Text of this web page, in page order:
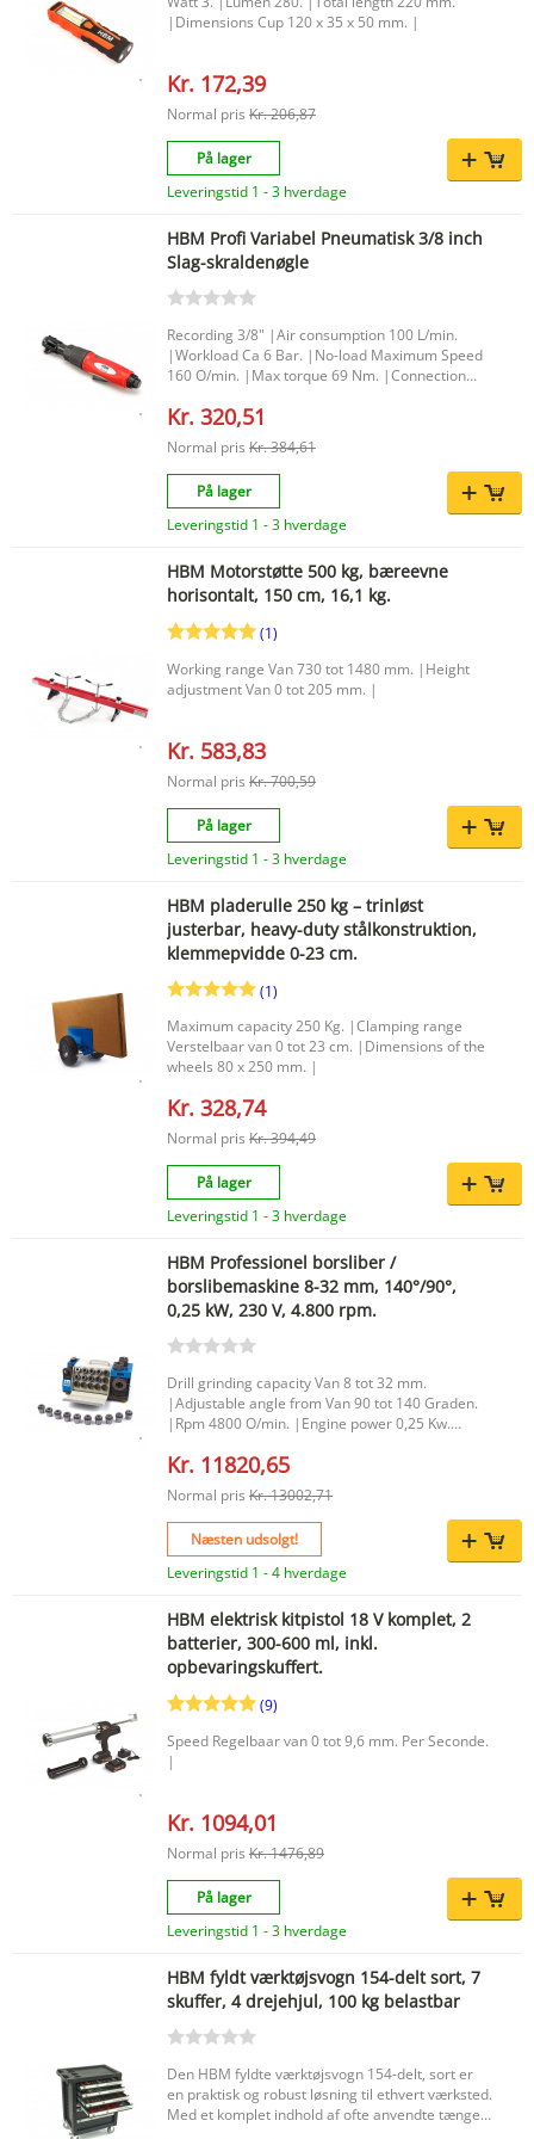
|Dimensions Cup 120 x 35 x 50 mm. |
Kr. 172,39
Normal pris Kr. 206,87
På lager
Leveringstid 1 - 3 hverdage
HBM Profi Variabel Pneumatisk 3/8 inch
Slag-skraldenøgle
Recording 3/8" |Air consumption 100 L/min.
|Workload Ca 6 Bar. |No-load Maximum Speed
160 O/min. |Max torque 69 Nm. |Connection
Kr. 320,51
Normal pris Kr. 384,61
På lager
Leveringstid 1 - 3 hverdage
HBM Motorstøtte 500 kg, bæreevne
horisontalt, 150 cm, 16,1 kg.
(1)
Working range Van 730 tot 1480 mm. |Height
adjustment Van 0 tot 205 mm. |
Kr. 583,83
Normal pris Kr. 700,59
På lager
Leveringstid 1 - 3 hverdage
HBM pladerulle 250 kg – trinløst
justerbar, heavy-duty stålkonstruktion,
klemmepvidde 0-23 cm.
(1)
Maximum capacity 250 Kg. |Clamping range
Verstelbaar van 0 tot 23 cm. |Dimensions of the
wheels 80 x 250 mm. |
Kr. 328,74
Normal pris Kr. 394,49
På lager
Leveringstid 1 - 3 hverdage
HBM Professionel borsliber /
borslibemaskine 8-32 mm, 140°/90°,
0,25 kW, 230 V, 4.800 rpm.
Drill grinding capacity Van 8 tot 32 mm.
|Adjustable angle from Van 90 tot 140 Graden.
|Rpm 4800 O/min. |Engine power 0,25 Kw.
mm. |
Kr. 11820,65
Normal pris Kr. 13002,71
Næsten udsolgt!
Leveringstid 1 - 4 hverdage
HBM elektrisk kitpistol 18 V komplet, 2
batterier, 300-600 ml, inkl.
opbevaringskuffert.
(9)
Speed Regelbaar van 0 tot 9,6 mm. Per Seconde.
|
Kr. 1094,01
Normal pris Kr. 1476,89
På lager
Leveringstid 1 - 3 hverdage
HBM fyldt værktøjsvogn 154-delt sort, 7
skuffer, 4 drejehjul, 100 kg belastbar
Den HBM fyldte værktøjsvogn 154-delt, sort er
en praktisk og robust løsning til ethvert værksted.
Med et komplet indhold af ofte anvendte tænger,